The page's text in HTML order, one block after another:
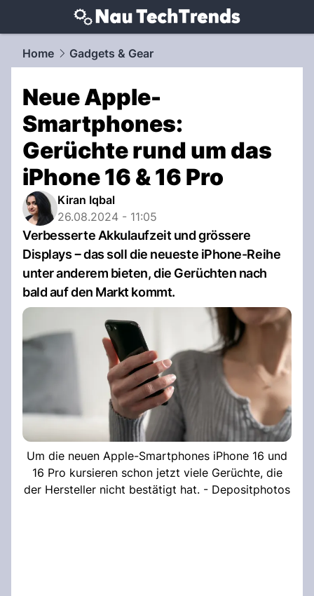
techtrends.NAU.ch
Home Gadgets & Gear
Neue Apple-
Smartphones:
Gerüchte rund um das
iPhone 16 & 16 Pro
Kiran Iqbal
26.08.2024 - 11:05
Verbesserte Akkulaufzeit und grössere
Displays ‒ das soll die neueste iPhone-Reihe
unter anderem bieten, die Gerüchten nach
bald auf den Markt kommt.
Um die neuen Apple-Smartphones iPhone 16 und
16 Pro kursieren schon jetzt viele Gerüchte, die
der Hersteller nicht bestätigt hat. - Depositphotos